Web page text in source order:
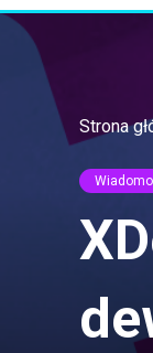
Strona